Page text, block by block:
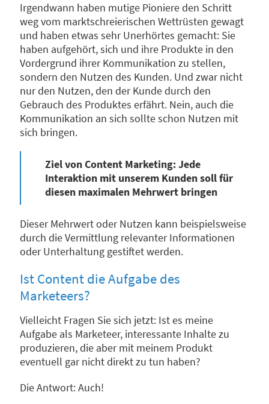
Irgendwann haben mutige Pioniere den Schritt
weg vom marktschreierischen Wettrüsten gewagt
und haben etwas sehr Unerhörtes gemacht: Sie
haben aufgehört, sich und ihre Produkte in den
Vordergrund ihrer Kommunikation zu stellen,
sondern den Nutzen des Kunden. Und zwar nicht
nur den Nutzen, den der Kunde durch den
Gebrauch des Produktes erfährt. Nein, auch die
Kommunikation an sich sollte schon Nutzen mit
sich bringen.
Ziel von Content Marketing: Jede
Interaktion mit unserem Kunden soll für
diesen maximalen Mehrwert bringen
Dieser Mehrwert oder Nutzen kann beispielsweise
durch die Vermittlung relevanter Informationen
oder Unterhaltung gestiftet werden.
Ist Content die Aufgabe des
Marketeers?
Vielleicht Fragen Sie sich jetzt: Ist es meine
Aufgabe als Marketeer, interessante Inhalte zu
produzieren, die aber mit meinem Produkt
eventuell gar nicht direkt zu tun haben?
Die Antwort: Auch!